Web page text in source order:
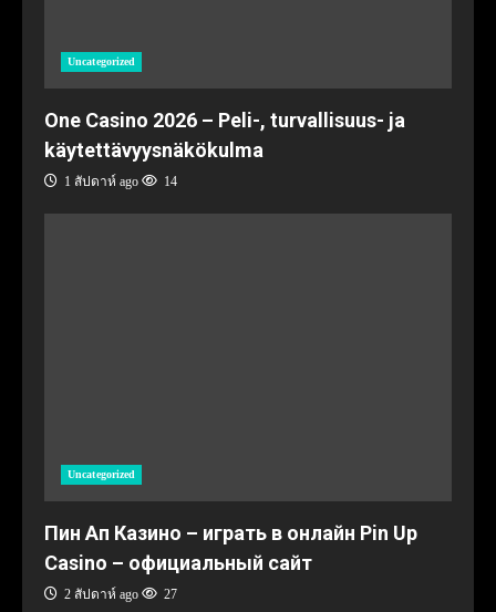
Uncategorized
One Casino 2026 – Peli-, turvallisuus- ja
käytettävyysnäkökulma
1 สัปดาห์ ago 14
Uncategorized
Пин Ап Казино – играть в онлайн Pin Up
Casino – официальный сайт
2 สัปดาห์ ago 27